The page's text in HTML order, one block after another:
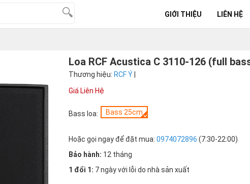
GIỚI THIỆU LIÊN HỆ
Loa RCF Acustica C 3110-126 (full
Thương hiệu: RCF Ý
Giá Liên Hệ
Bass loa: Bass 25cm
Hoặc gọi ngay để đặt mua: 0974072896 (7:30-22:00)
Bảo hành: 12 tháng
1 đổi 1: 7 ngày với lỗi do nhà sản xuất